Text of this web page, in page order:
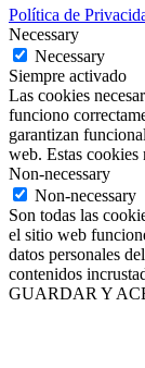
Política de
Necessary
Necessary
Siempre activado
Las cookies
funciono
garantizan
web. Estas
Non-necessary
Non-necessary
Son todas las
el sitio web
datos personales
contenidos
GUARDAR Y